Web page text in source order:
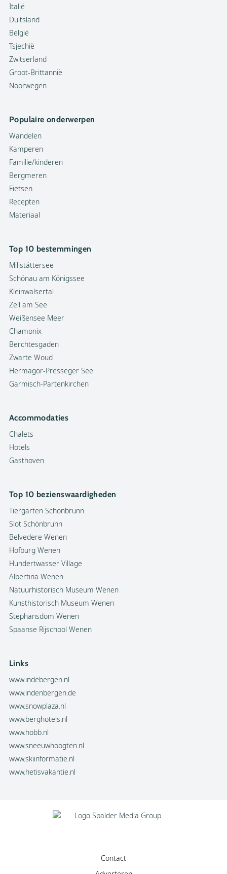
Italië
Duitsland
België
Tsjechië
Zwitserland
Groot-Brittannië
Noorwegen
Populaire onderwerpen
Wandelen
Kamperen
Familie/kinderen
Bergmeren
Fietsen
Recepten
Materiaal
Top 10 bestemmingen
Millstättersee
Schönau am Königssee
Kleinwalsertal
Zell am See
Weißensee Meer
Chamonix
Berchtesgaden
Zwarte Woud
Hermagor-Presseger See
Garmisch-Partenkirchen
Accommodaties
Chalets
Hotels
Gasthoven
Top 10 bezienswaardigheden
Tiergarten Schönbrunn
Slot Schönbrunn
Belvedere Wenen
Hofburg Wenen
Hundertwasser Village
Albertina Wenen
Natuurhistorisch Museum Wenen
Kunsthistorisch Museum Wenen
Stephansdom Wenen
Spaanse Rijschool Wenen
Links
www.indebergen.nl
www.indenbergen.de
www.snowplaza.nl
www.berghotels.nl
www.hobb.nl
www.sneeuwhoogten.nl
www.skiinformatie.nl
www.hetisvakantie.nl
Contact